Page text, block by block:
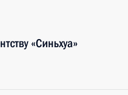
«Cиньхуа»